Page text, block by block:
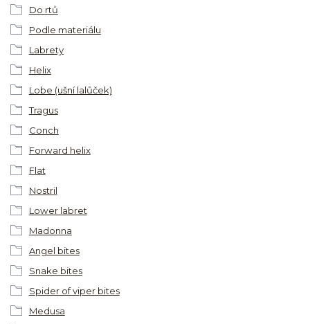
Do rtů
Podle materiálu
Labrety
Helix
Lobe (ušní lalůček)
Tragus
Conch
Forward helix
Flat
Nostril
Lower labret
Madonna
Angel bites
Snake bites
Spider of viper bites
Medusa